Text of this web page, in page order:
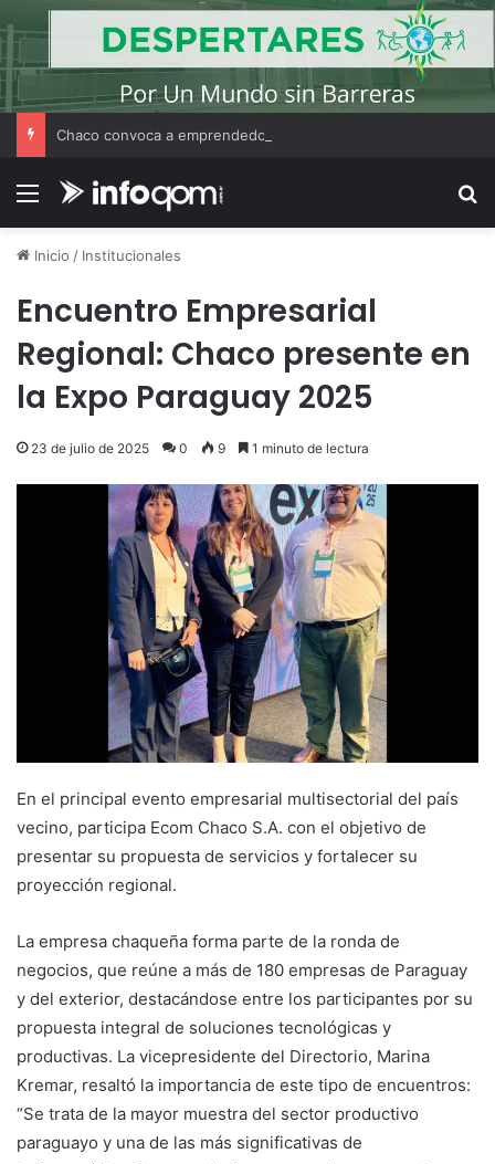
Menú
Inicio / Institucionales
Encuentro Empresarial
Regional: Chaco presente en
la Expo Paraguay 2025
23 de julio de 2025 0 9 1 minuto de lectura
En el principal evento empresarial multisectorial del país
vecino, participa Ecom Chaco S.A. con el objetivo de
presentar su propuesta de servicios y fortalecer su
proyección regional.
La empresa chaqueña forma parte de la ronda de
negocios, que reúne a más de 180 empresas de Paraguay
y del exterior, destacándose entre los participantes por su
propuesta integral de soluciones tecnológicas y
productivas. La vicepresidente del Directorio, Marina
Kremar, resaltó la importancia de este tipo de encuentros:
“Se trata de la mayor muestra del sector productivo
paraguayo y una de las más significativas de